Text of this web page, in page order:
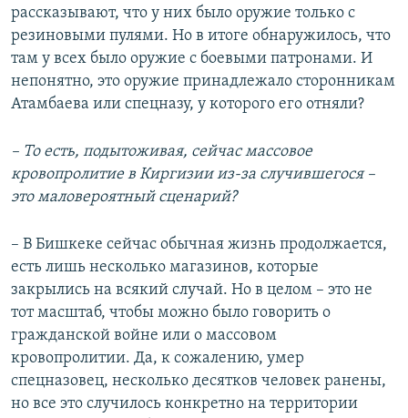
рассказывают, что у них было оружие только с
резиновыми пулями. Но в итоге обнаружилось, что
там у всех было оружие с боевыми патронами. И
непонятно, это оружие принадлежало сторонникам
Атамбаева или спецназу, у которого его отняли?
– То есть, подытоживая, сейчас массовое
кровопролитие в Киргизии из-за случившегося –
это маловероятный сценарий?
– В Бишкеке сейчас обычная жизнь продолжается,
есть лишь несколько магазинов, которые
закрылись на всякий случай. Но в целом – это не
тот масштаб, чтобы можно было говорить о
гражданской войне или о массовом
кровопролитии. Да, к сожалению, умер
спецназовец, несколько десятков человек ранены,
но все это случилось конкретно на территории